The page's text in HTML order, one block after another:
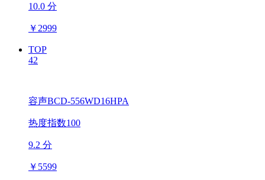
10.0 分
￥ 2999
TOP
42
容声BCD-556WD16HPA
热度指数100
9.2 分
￥ 5599